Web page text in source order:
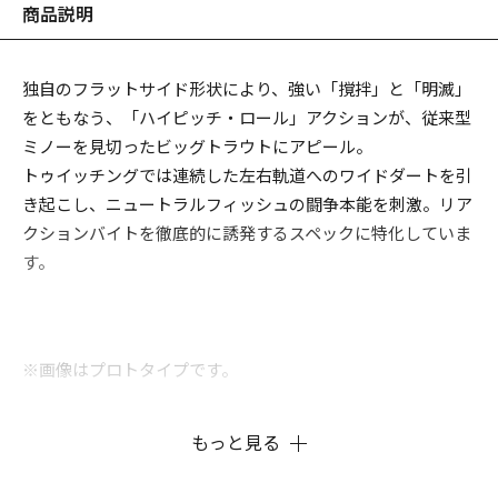
商品説明
独自のフラットサイド形状により、強い「撹拌」と「明滅」
をともなう、「ハイピッチ・ロール」アクションが、従来型
ミノーを見切ったビッグトラウトにアピール。
トゥイッチングでは連続した左右軌道へのワイドダートを引
き起こし、ニュートラルフィッシュの闘争本能を刺激。リア
クションバイトを徹底的に誘発するスペックに特化していま
す。
※画像はプロトタイプです。
もっと見る